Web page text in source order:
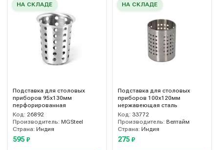
НА СКЛАДЕ
Подставка для столовых
приборов 95х130мм
перфорированная
Код: 26892
Производитель: MGSteel
Страна: Индия
595 ₽
НА СКЛАДЕ
Подставка для столовых
приборов 100х120мм
нержавеющая сталь
Код: 33772
Производитель: Велтайм
Страна: Индия
275 ₽